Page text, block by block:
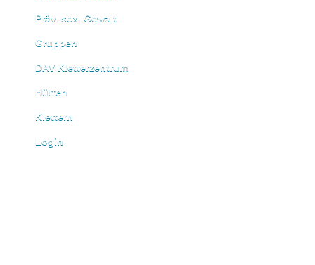
Präv. sex. Gewalt
Gruppen
DAV Kletterzentrum
Hütten
Klettern
Login